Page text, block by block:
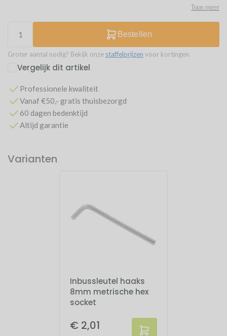
Toon meer
Bestellen
Groter aantal nodig? Bekijk onze staffelprijzen voor kortingen.
Vergelijk dit artikel
Professionele kwaliteit
Vanaf €50,- gratis thuisbezorgd
60 dagen bedenktijd
Altijd garantie
Varianten
Inbussleutel haaks
8mm metrische hex
socket
€ 2,01